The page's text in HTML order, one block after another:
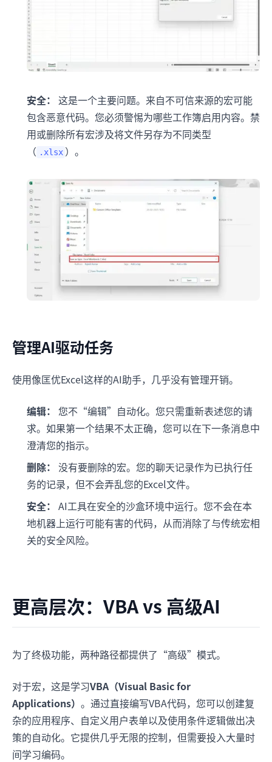
安全： 这是一个主要问题。来自不可信来源的宏可能
包含恶意代码。您必须警惕为哪些工作簿启用内容。禁
用或删除所有宏涉及将文件另存为不同类型
（ .xlsx ）。
管理AI驱动任务
使用像匡优Excel这样的AI助手，几乎没有管理开销。
编辑： 您不“编辑”自动化。您只需重新表述您的请
求。如果第一个结果不太正确，您可以在下一条消息中
澄清您的指示。
删除： 没有要删除的宏。您的聊天记录作为已执行任
务的记录，但不会弄乱您的Excel文件。
安全： AI工具在安全的沙盒环境中运行。您不会在本
地机器上运行可能有害的代码，从而消除了与传统宏相
关的安全风险。
更高层次：VBA vs 高级AI
为了终极功能，两种路径都提供了“高级”模式。
对于宏，这是学习VBA（Visual Basic for
Applications） 。通过直接编写VBA代码，您可以创建复
杂的应用程序、自定义用户表单以及使用条件逻辑做出决
策的自动化。它提供几乎无限的控制，但需要投入大量时
间学习编码。